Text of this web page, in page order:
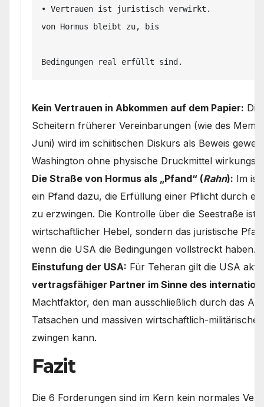
• Vertrauen ist juristisch verwirkt.
von Hormus bleibt zu, bis
Kein Vertrauen in Abkommen auf dem Papier:
Scheitern früherer Vereinbarungen (wie des
Juni) wird im schiitischen Diskurs als Beweis
Washington ohne physische Druckmittel
Die Straße von Hormus als „Pfand“ (Rahn): Im
ein Pfand dazu, die Erfüllung einer Pflicht durch
zu erzwingen. Die Kontrolle über die Seestraße ist
wirtschaftlicher Hebel, sondern das juristische
wenn die USA die Bedingungen vollstreckt haben.
Einstufung der USA: Für Teheran gilt die USA
vertragsfähiger Partner im Sinne des
Machtfaktor, den man ausschließlich durch das
Tatsachen und massiven wirtschaftlich-
zwingen kann.
Fazit
Die 6 Forderungen sind im Kern kein normales